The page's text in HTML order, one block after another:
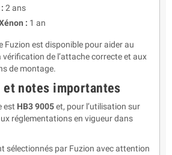
2 ans
: 1 an
Fuzion est disponible pour aider au
de l’attache correcte et aux
de montage.
notes importantes
est HB3 9005et, pour l’utilisation sur
réglementations en vigueur dans
sélectionnés par Fuzion avec attention